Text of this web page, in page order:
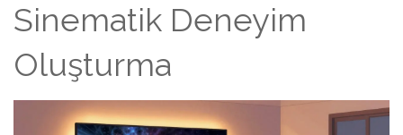
Sinematik Deneyim
Oluşturma